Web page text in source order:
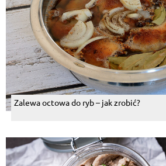
Zalewa octowa do ryb – jak zrobić?